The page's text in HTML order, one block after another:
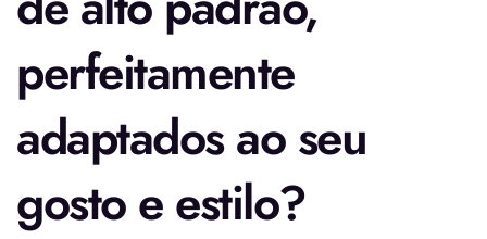
perfeitamente
adaptados ao seu
gosto e estilo?